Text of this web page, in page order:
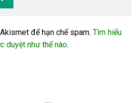
để hạn chế spam. Tìm hiểu
duyệt như thế nào.